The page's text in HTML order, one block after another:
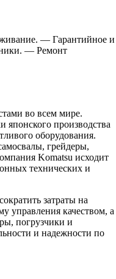
— Гарантийное и
— Ремонт
во всем мире.
японского производства
оборудования.
грейдеры,
Komatsu исходит
технических и
затраты на
управления качеством, а
погрузчики и
и надежности по